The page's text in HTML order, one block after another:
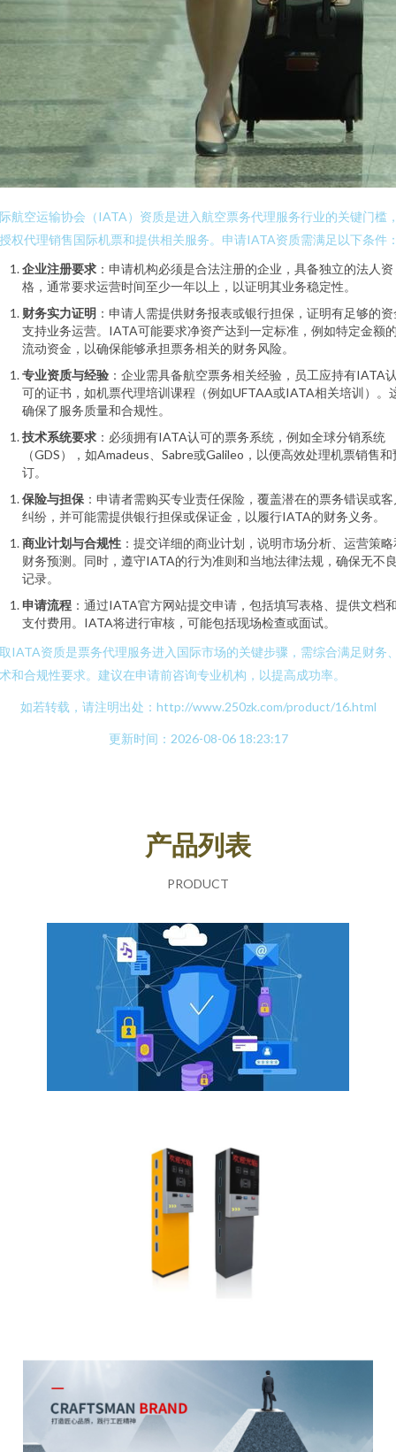
航空运输协会（IATA）资质是进入航空票务代理服务行业的关键门槛
权代理销售国际机票和提供相关服务。申请IATA资质需满足以下条件
企业注册要求 ：申请机构必须是合法注册的企业，具备独立的法人资
格，通常要求运营时间至少一年以上，以证明其业务稳定性。
财务实力证明 ：申请人需提供财务报表或银行担保，证明有足够的资
支持业务运营。IATA可能要求净资产达到一定标准，例如特定金额
流动资金，以确保能够承担票务相关的财务风险。
专业资质与经验 ：企业需具备航空票务相关经验，员工应持有IATA
可的证书，如机票代理培训课程（例如UFTAA或IATA相关培训）。
确保了服务质量和合规性。
技术系统要求 ：必须拥有IATA认可的票务系统，例如全球分销系统
（GDS），如Amadeus、Sabre或Galileo，以便高效处理机票销售和
订。
保险与担保 ：申请者需购买专业责任保险，覆盖潜在的票务错误或客
纠纷，并可能需提供银行担保或保证金，以履行IATA的财务义务。
商业计划与合规性 ：提交详细的商业计划，说明市场分析、运营策
财务预测。同时，遵守IATA的行为准则和当地法律法规，确保无不
记录。
申请流程 ：通过IATA官方网站提交申请，包括填写表格、提供文档
支付费用。IATA将进行审核，可能包括现场检查或面试。
IATA资质是票务代理服务进入国际市场的关键步骤，需综合满足财务
和合规性要求。建议在申请前咨询专业机构，以提高成功率。
如若转载，请注明出处：http://www.250zk.com/product/16.html
更新时间：2026-08-06 18:23:17
产品列表
PRODUCT